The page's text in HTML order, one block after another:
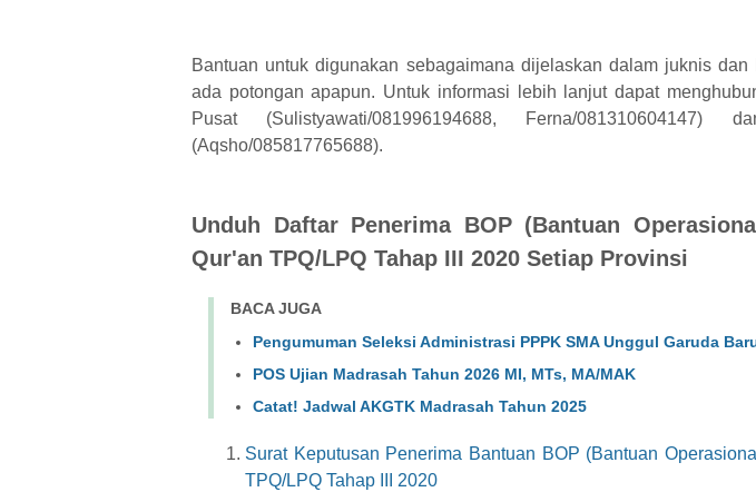
Bantuan untuk digunakan sebagaimana dijelaskan dalam juknis
ada potongan apapun. Untuk informasi lebih lanjut dapat
Pusat (Sulistyawati/081996194688, Ferna/081310604147)
(Aqsho/085817765688).
Unduh Daftar Penerima BOP (Bantuan
Qur'an TPQ/LPQ Tahap III 2020 Setiap Provinsi
BACA JUGA
Pengumuman Seleksi Administrasi PPPK SMA Unggul Garuda
POS Ujian Madrasah Tahun 2026 MI, MTs, MA/MAK
Catat! Jadwal AKGTK Madrasah Tahun 2025
Surat Keputusan Penerima Bantuan BOP (Bantuan
TPQ/LPQ Tahap III 2020